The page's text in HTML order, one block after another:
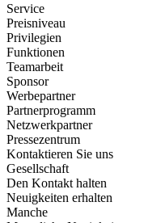
Service
Preisniveau
Privilegien
Funktionen
Teamarbeit
Sponsor
Werbepartner
Partnerprogramm
Netzwerkpartner
Pressezentrum
Kontaktieren Sie uns
Gesellschaft
Den Kontakt halten
Neuigkeiten erhalten
Manche